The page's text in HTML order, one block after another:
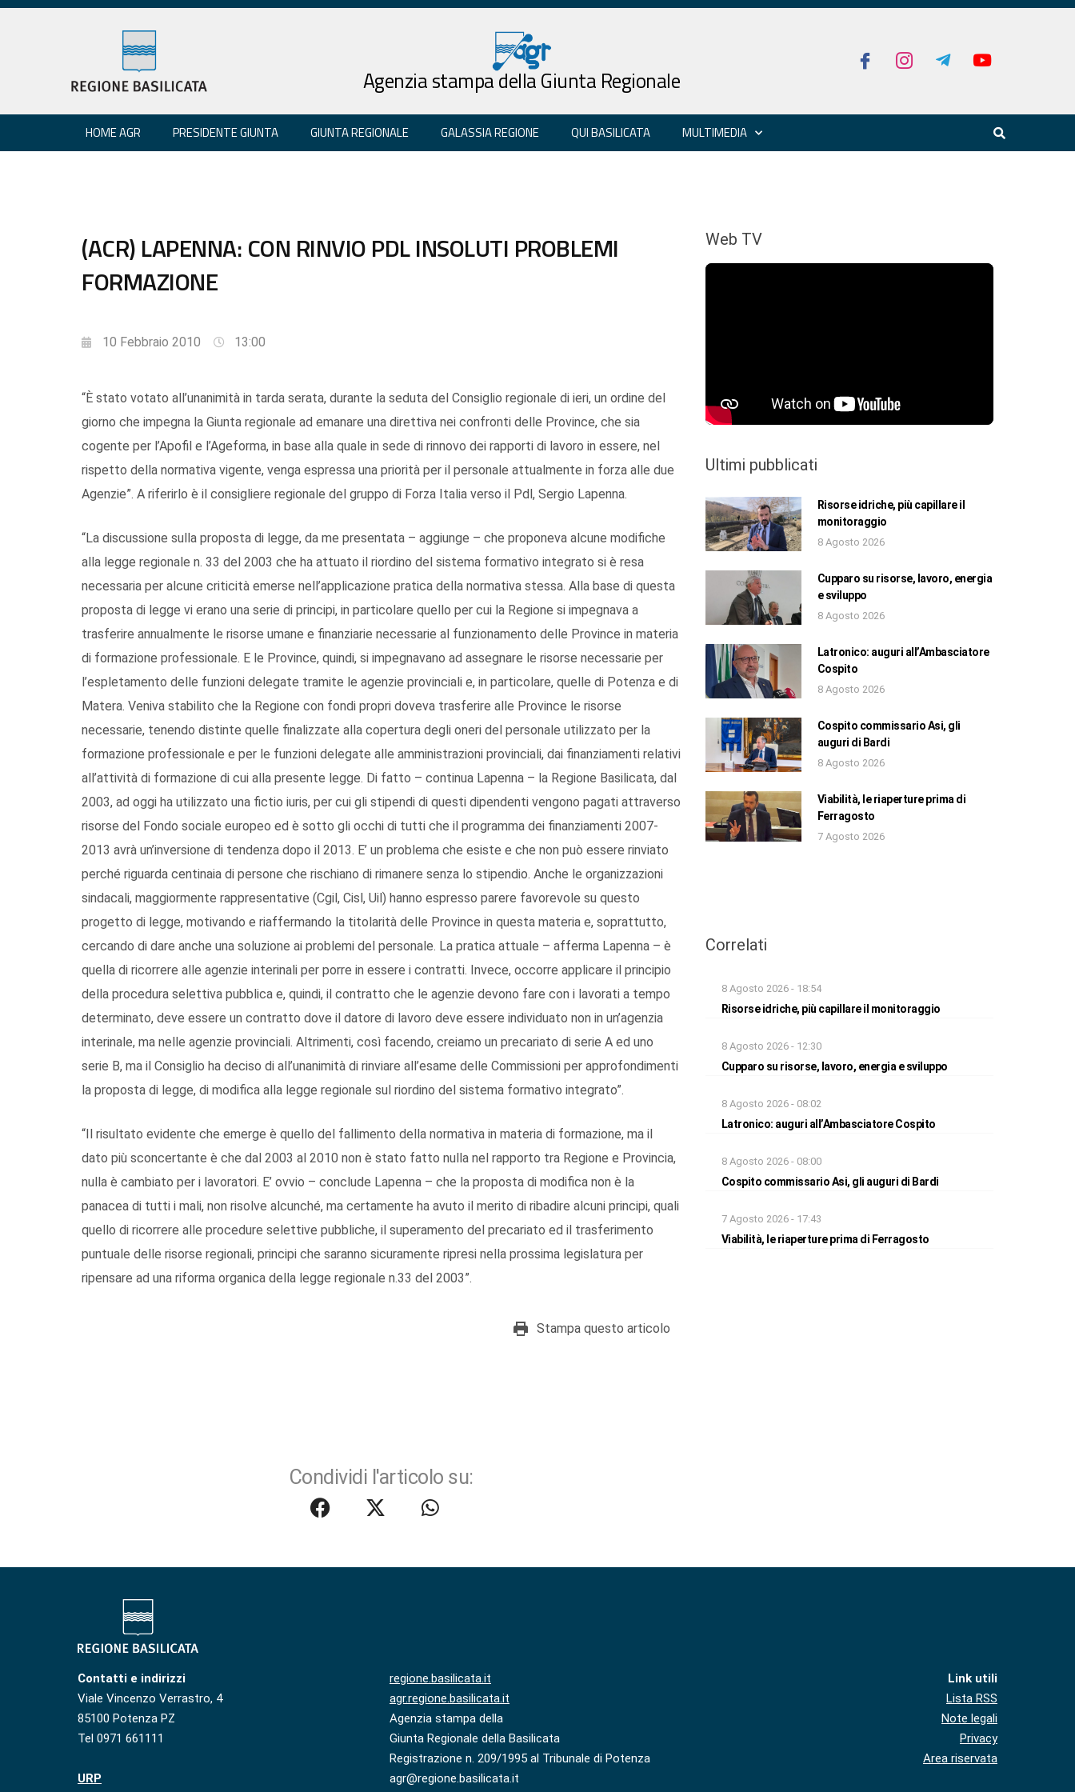
Agenzia stampa della Giunta Regionale
HOME AGR PRESIDENTE GIUNTA GIUNTA REGIONALE GALASSIA REGIONE QUI BASILICATA MULTIMEDIA
(ACR) LAPENNA: CON RINVIO PDL INSOLUTI PROBLEMI
FORMAZIONE
10 Febbraio 2010 13:00
“È stato votato all’unanimità in tarda serata, durante la seduta del Consiglio regionale di ieri, un ordine del
giorno che impegna la Giunta regionale ad emanare una direttiva nei confronti delle Province, che sia
cogente per l’Apofil e l’Ageforma, in base alla quale in sede di rinnovo dei rapporti di lavoro in essere, nel
rispetto della normativa vigente, venga espressa una priorità per il personale attualmente in forza alle due
Agenzie”. A riferirlo è il consigliere regionale del gruppo di Forza Italia verso il Pdl, Sergio Lapenna.
“La discussione sulla proposta di legge, da me presentata – aggiunge – che proponeva alcune modifiche
alla legge regionale n. 33 del 2003 che ha attuato il riordino del sistema formativo integrato si è resa
necessaria per alcune criticità emerse nell’applicazione pratica della normativa stessa. Alla base di questa
proposta di legge vi erano una serie di principi, in particolare quello per cui la Regione si impegnava a
trasferire annualmente le risorse umane e finanziarie necessarie al funzionamento delle Province in materia
di formazione professionale. E le Province, quindi, si impegnavano ad assegnare le risorse necessarie per
l’espletamento delle funzioni delegate tramite le agenzie provinciali e, in particolare, quelle di Potenza e di
Matera. Veniva stabilito che la Regione con fondi propri doveva trasferire alle Province le risorse
necessarie, tenendo distinte quelle finalizzate alla copertura degli oneri del personale utilizzato per la
formazione professionale e per le funzioni delegate alle amministrazioni provinciali, dai finanziamenti relativi
all’attività di formazione di cui alla presente legge. Di fatto – continua Lapenna – la Regione Basilicata, dal
2003, ad oggi ha utilizzato una fictio iuris, per cui gli stipendi di questi dipendenti vengono pagati attraverso
risorse del Fondo sociale europeo ed è sotto gli occhi di tutti che il programma dei finanziamenti 2007-
2013 avrà un’inversione di tendenza dopo il 2013. E’ un problema che esiste e che non può essere rinviato
perché riguarda centinaia di persone che rischiano di rimanere senza lo stipendio. Anche le organizzazioni
sindacali, maggiormente rappresentative (Cgil, Cisl, Uil) hanno espresso parere favorevole su questo
progetto di legge, motivando e riaffermando la titolarità delle Province in questa materia e, soprattutto,
cercando di dare anche una soluzione ai problemi del personale. La pratica attuale – afferma Lapenna – è
quella di ricorrere alle agenzie interinali per porre in essere i contratti. Invece, occorre applicare il principio
della procedura selettiva pubblica e, quindi, il contratto che le agenzie devono fare con i lavorati a tempo
determinato, deve essere un contratto dove il datore di lavoro deve essere individuato non in un’agenzia
interinale, ma nelle agenzie provinciali. Altrimenti, così facendo, creiamo un precariato di serie A ed uno
serie B, ma il Consiglio ha deciso di all’unanimità di rinviare all’esame delle Commissioni per approfondimenti
la proposta di legge, di modifica alla legge regionale sul riordino del sistema formativo integrato”.
“Il risultato evidente che emerge è quello del fallimento della normativa in materia di formazione, ma il
dato più sconcertante è che dal 2003 al 2010 non è stato fatto nulla nel rapporto tra Regione e Provincia,
nulla è cambiato per i lavoratori. E’ ovvio – conclude Lapenna – che la proposta di modifica non è la
panacea di tutti i mali, non risolve alcunché, ma certamente ha avuto il merito di ribadire alcuni principi, quali
quello di ricorrere alle procedure selettive pubbliche, il superamento del precariato ed il trasferimento
puntuale delle risorse regionali, principi che saranno sicuramente ripresi nella prossima legislatura per
ripensare ad una riforma organica della legge regionale n.33 del 2003”.
Stampa questo articolo
Condividi l'articolo su:
Web TV
Ultimi pubblicati
Risorse idriche, più capillare il
monitoraggio
8 Agosto 2026
Cupparo su risorse, lavoro, energia
e sviluppo
8 Agosto 2026
Latronico: auguri all’Ambasciatore
Cospito
8 Agosto 2026
Cospito commissario Asi, gli
auguri di Bardi
8 Agosto 2026
Viabilità, le riaperture prima di
Ferragosto
7 Agosto 2026
Correlati
8 Agosto 2026 - 18:54
Risorse idriche, più capillare il monitoraggio
8 Agosto 2026 - 12:30
Cupparo su risorse, lavoro, energia e sviluppo
8 Agosto 2026 - 08:02
Latronico: auguri all’Ambasciatore Cospito
8 Agosto 2026 - 08:00
Cospito commissario Asi, gli auguri di Bardi
7 Agosto 2026 - 17:43
Viabilità, le riaperture prima di Ferragosto
Contatti e indirizzi
Viale Vincenzo Verrastro, 4
85100 Potenza PZ
Tel 0971 661111
URP
regione.basilicata.it
agr.regione.basilicata.it
Agenzia stampa della
Giunta Regionale della Basilicata
Registrazione n. 209/1995 al Tribunale di Potenza
agr@regione.basilicata.it
Link utili
Lista RSS
Note legali
Privacy
Area riservata